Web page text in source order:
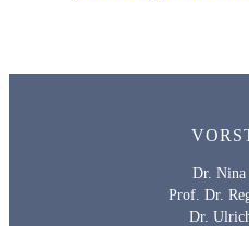
Dr. Nina
Prof. Dr.
Dr.